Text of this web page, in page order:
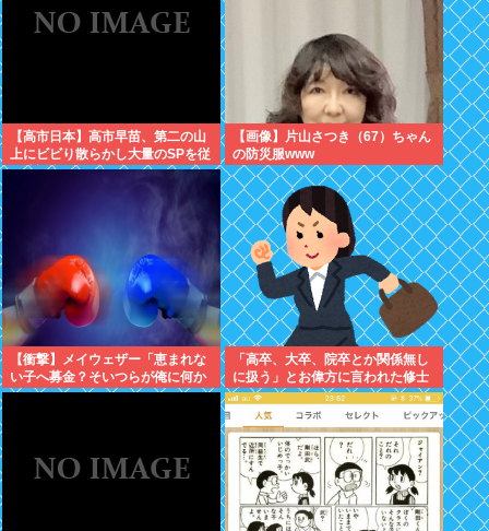
【高市日本】高市早苗、第二の山
上にビビり散らかし大量のSPを従
え演説台にも全面防弾ガラスを設
【画像】片山さつき（67）ちゃん
の防災服www
【衝撃】メイウェザー「恵まれな
い子へ募金？そいつらが俺に何か
してくれたのか・・・・・・？」
「高卒、大卒、院卒とか関係無し
に扱う」とお偉方に言われた修士
卒の女の子が...